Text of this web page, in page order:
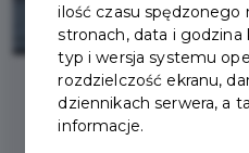
2026-04-17
ilość czasu spędzonego
stronach, data i godzina
typ i wersja systemu
rozdzielczość ekranu,
dziennikach serwera, a
informacje.